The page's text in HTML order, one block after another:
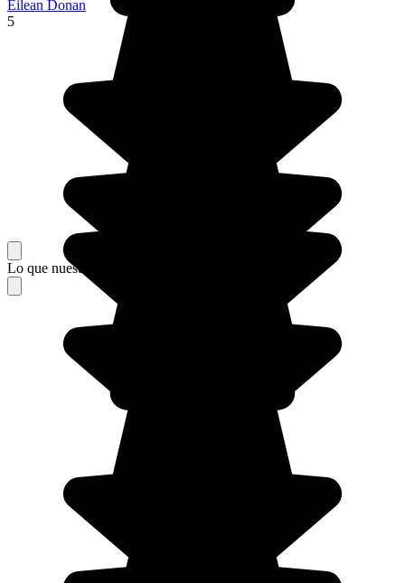
Eilean Donan
5
Lo que nuestros viajeros piensan de su estancia